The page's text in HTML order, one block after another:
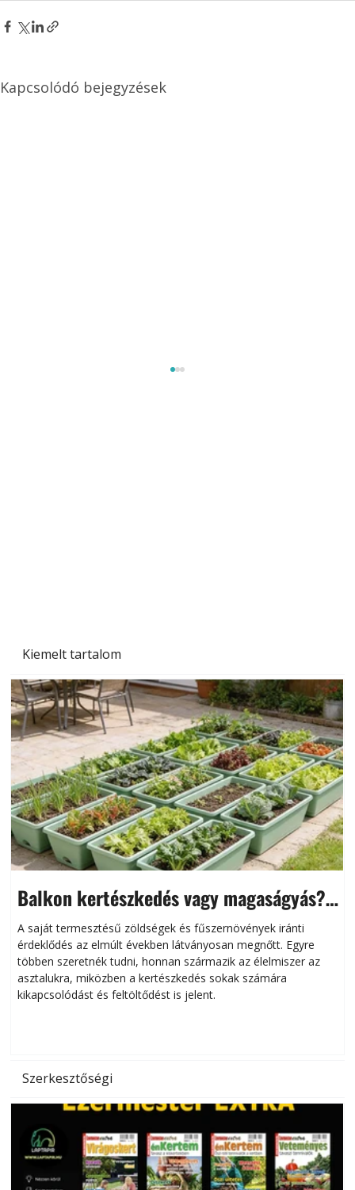
Kiemelt tartalom
Balkon kertészkedés vagy magaságyás?
Helytakarékos kertészkedés
A saját termesztésű zöldségek és fűszernövények iránti
érdeklődés az elmúlt években látványosan megnőtt. Egyre
többen szeretnék tudni, honnan származik az élelmiszer az
asztalukra, miközben a kertészkedés sokak számára
kikapcsolódást és feltöltődést is jelent.
Szerkesztőségi
Kapcsolódó bejegyzések